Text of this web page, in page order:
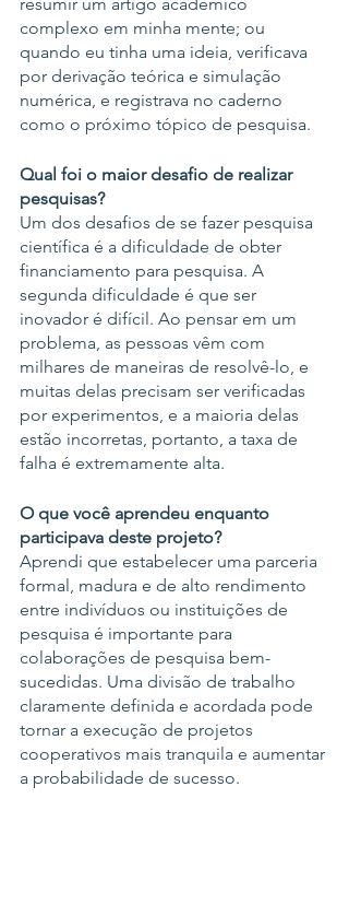
complexo em minha mente; ou
quando eu tinha uma ideia, verificava
por derivação teórica e simulação
numérica, e registrava no caderno
como o próximo tópico de pesquisa.
Qual foi o maior desafio de realizar
pesquisas?
Um dos desafios de se fazer pesquisa
científica é a dificuldade de obter
financiamento para pesquisa. A
segunda dificuldade é que ser
inovador é difícil. Ao pensar em um
problema, as pessoas vêm com
milhares de maneiras de resolvê-lo, e
muitas delas precisam ser verificadas
por experimentos, e a maioria delas
estão incorretas, portanto, a taxa de
falha é extremamente alta.
O que você aprendeu enquanto
participava deste projeto?
Aprendi que estabelecer uma parceria
formal, madura e de alto rendimento
entre indivíduos ou instituições de
pesquisa é importante para
colaborações de pesquisa bem-
sucedidas. Uma divisão de trabalho
claramente definida e acordada pode
tornar a execução de projetos
cooperativos mais tranquila e aumentar
a probabilidade de sucesso.